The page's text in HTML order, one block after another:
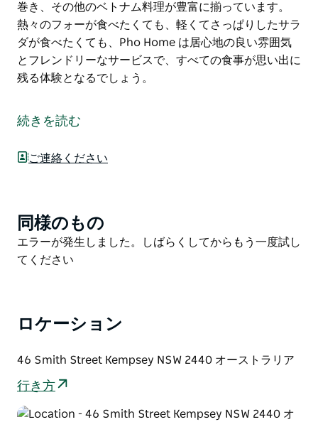
巻き、その他のベトナム料理が豊富に揃っています。
熱々のフォーが食べたくても、軽くてさっぱりしたサラ
ダが食べたくても、Pho Home は居心地の良い雰囲気
とフレンドリーなサービスで、すべての食事が思い出に
残る体験となるでしょう。
とおいしい料理で、ベトナムの本格的な味をお楽しみい
ただけます。伝統的なフォーを専門とするこのレストラ
ンのメニューには、風味豊かな麺類のスープ、新鮮な春
巻き、その他のベトナム料理が豊富に揃っています。
とフレンドリーなサービスで、すべての食事が思い出に
残る体験となるでしょう。
続きを読む
ご連絡ください
Product
List
同様のもの
Product
List
エラーが発生しました。しばらくしてからもう一度試し
てください
ロケーション
46 Smith Street Kempsey NSW 2440 オーストラリア
行き方